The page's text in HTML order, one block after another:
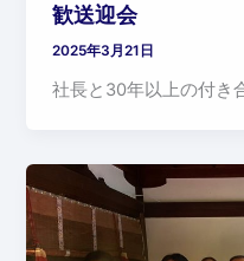
歓送迎会
2025年3月21日
社長と30年以上の付き